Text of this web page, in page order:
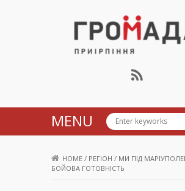
Громада
MENU
HOME / РЕГІОН / МИ ПІД
БОЙОВА ГОТОВНІСТЬ